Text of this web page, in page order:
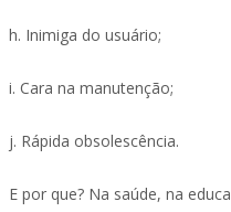
h. Inimiga do usuário;
i. Cara na manutenção;
j. Rápida obsolescência.
E por que? Na saúde, na